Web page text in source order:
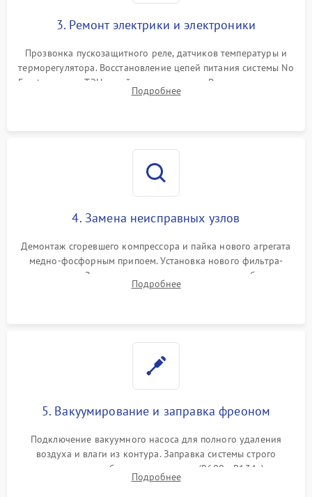
3. Ремонт электрики и электроники
Прозвонка пускозащитного реле, датчиков температуры и
терморегулятора. Восстановление цепей питания системы No
Frost, включая ТЭН оттайки и вентилятор. Ремонт или замена
платы управления при сбоях алгоритмов.
Подробнее
4. Замена неисправных узлов
Демонтаж сгоревшего компрессора и пайка нового агрегата
медно-фосфорным припоем. Установка нового фильтра-
осушителя. Замена изношенных вентиляторов обдува,
сломанных заслонок или поврежденных дверных петель.
Подробнее
5. Вакуумирование и заправка фреоном
Подключение вакуумного насоса для полного удаления
воздуха и влаги из контура. Заправка системы строго
дозированным объемом хладагента (R600a, R134a) по
электронным весам. Контроль рабочего давления в системе.
Подробнее